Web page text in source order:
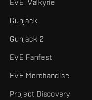
EVE: Valkyrie
Gunjack
Gunjack 2
EVE Fanfest
EVE Merchandise
Project Discovery